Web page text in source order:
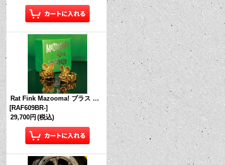
Rat Fink Mazooma! ブラス リング
[RAF609BR-]
29,700円 (税込)